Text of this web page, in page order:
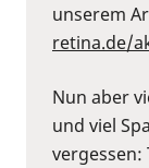
unserem
retina.de/
Nun aber
und viel
vergessen: